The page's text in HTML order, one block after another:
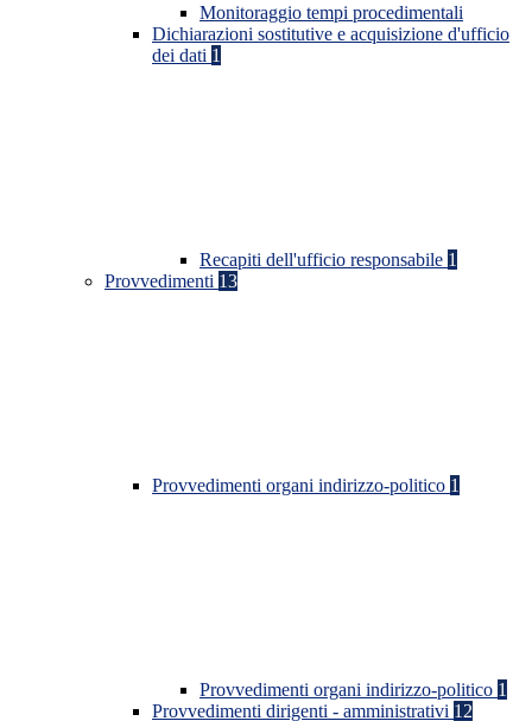
Monitoraggio tempi procedimentali
Dichiarazioni sostitutive e acquisizione d'ufficio
dei dati 1
Recapiti dell'ufficio responsabile 1
Provvedimenti 13
Provvedimenti organi indirizzo-politico 1
Provvedimenti organi indirizzo-politico 1
Provvedimenti dirigenti - amministrativi 12